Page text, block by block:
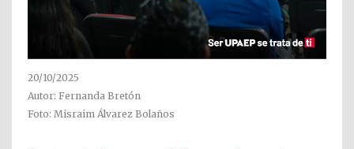
20/10/2025
Autor: Fernanda Bretón
Foto: Misraim Álvarez Bolaños